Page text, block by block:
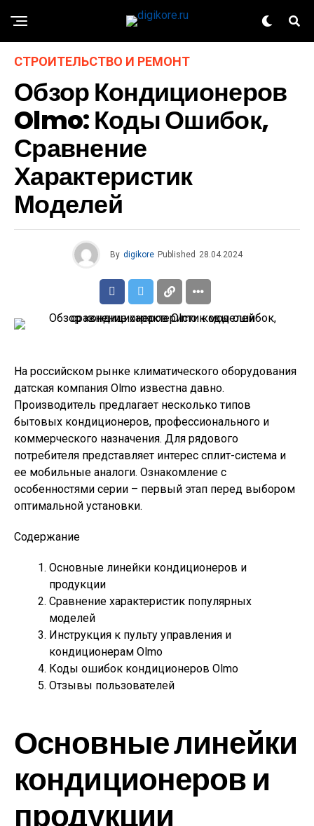
СТРОИТЕЛЬСТВО И РЕМОНТ
Обзор Кондиционеров
Olmo: Коды Ошибок,
Сравнение
Характеристик
Моделей
By digikore Published 28.04.2024
На российском рынке климатического оборудования
датская компания Olmo известна давно.
Производитель предлагает несколько типов
бытовых кондиционеров, профессионального и
коммерческого назначения. Для рядового
потребителя представляет интерес сплит-система и
ее мобильные аналоги. Ознакомление с
особенностями серии – первый этап перед выбором
оптимальной установки.
Содержание
Основные линейки кондиционеров и
продукции
Сравнение характеристик популярных
моделей
Инструкция к пульту управления и
кондиционерам Olmo
Коды ошибок кондиционеров Olmo
Отзывы пользователей
Основные линейки
кондиционеров и
продукции